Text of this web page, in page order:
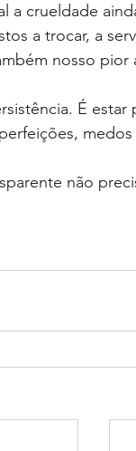
a crueldade
a trocar, a
nosso pior
É estar
medos
não